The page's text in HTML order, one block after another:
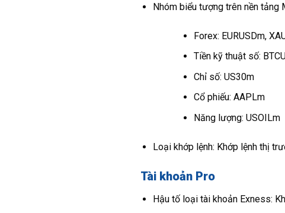
Nhóm biểu tượng trên nền tảng
Forex: EURUSDm,
Tiền kỹ thuật số:
Chỉ số: US30m
Cổ phiếu: AAPLm
Năng lượng: USOILm
Loại khớp lệnh: Khớp lệnh thị
Tài khoản Pro
Hậu tố loại tài khoản Exness: